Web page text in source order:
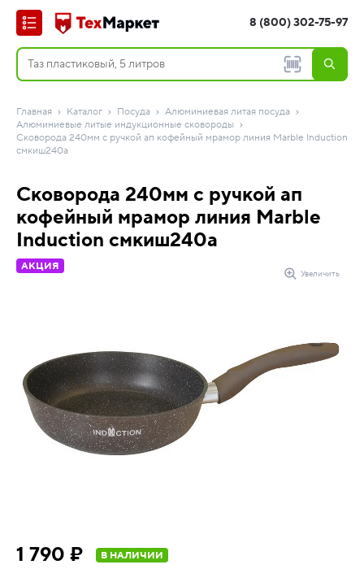
8 (800) 302-75-97
Главная Каталог Посуда
Алюминиевая литая посуда
Алюминиевые литые индукционные сковороды
Сковорода 240мм с ручкой ап кофейный мрамор линия Marble Induction
смкиш240а
Сковорода 240мм с ручкой ап
кофейный мрамор линия Marble
Induction смкиш240а
АКЦИЯ
Увеличить
1 790 ₽ В НАЛИЧИИ